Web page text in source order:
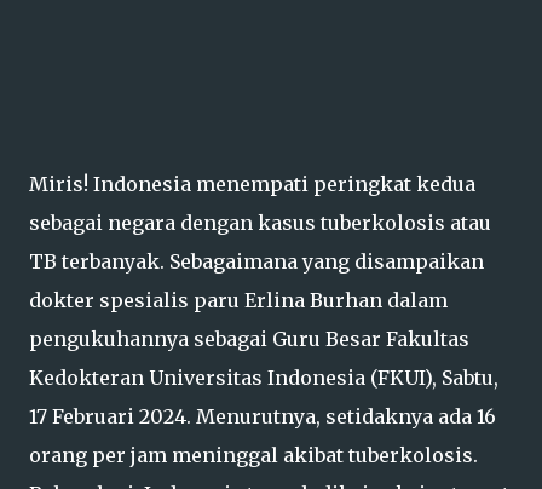
Miris! Indonesia menempati peringkat kedua
sebagai negara dengan kasus tuberkolosis atau
TB terbanyak. Sebagaimana yang disampaikan
dokter spesialis paru Erlina Burhan dalam
pengukuhannya sebagai Guru Besar Fakultas
Kedokteran Universitas Indonesia (FKUI), Sabtu,
17 Februari 2024. Menurutnya, setidaknya ada 16
orang per jam meninggal akibat tuberkolosis.